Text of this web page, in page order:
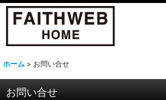
ホーム > お問い合せ
お問い合せ